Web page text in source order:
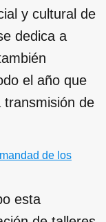
y cultural de
dedica a
el año que
transmisión de
de los
esta